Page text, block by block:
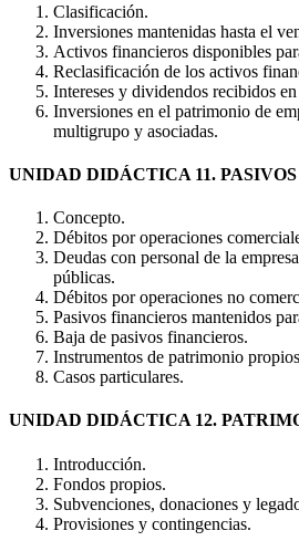
Clasificación.
Inversiones mantenidas hasta el
Activos financieros disponibles
Reclasificación de los activos
Intereses y dividendos recibidos
Inversiones en el patrimonio de
multigrupo y asociadas.
UNIDAD DIDÁCTICA 11.
Concepto.
Débitos por operaciones
Deudas con personal de la
públicas.
Débitos por operaciones no
Pasivos financieros mantenidos
Baja de pasivos financieros.
Instrumentos de patrimonio
Casos particulares.
UNIDAD DIDÁCTICA 12.
Introducción.
Fondos propios.
Subvenciones, donaciones y
Provisiones y contingencias.